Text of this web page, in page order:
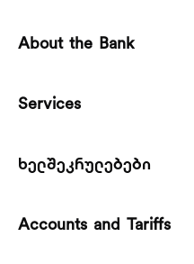
About the Bank
Services
ხელშეკრულებები
Accounts and Tariffs